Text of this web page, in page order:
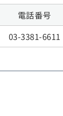
電話番号
03-3381-6611